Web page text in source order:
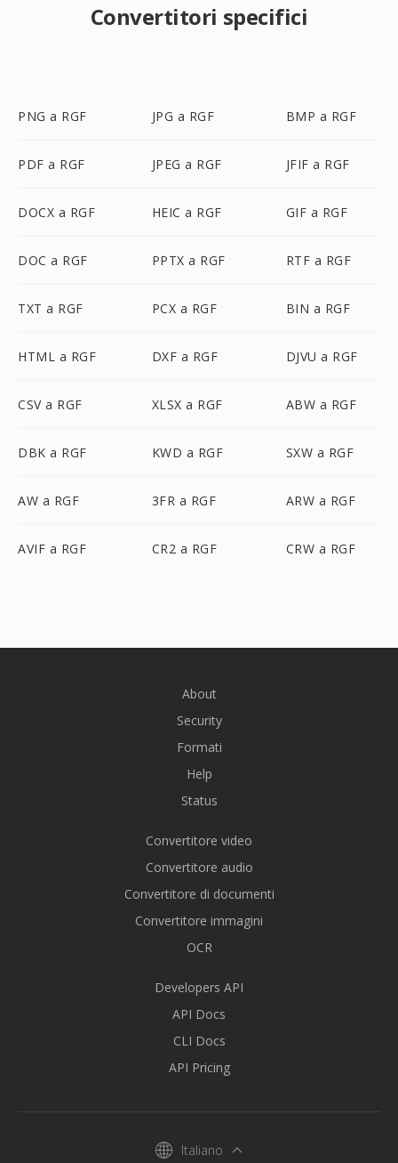
Convertitori specifici
PNG a RGF JPG a RGF BMP a RGF
PDF a RGF JPEG a RGF JFIF a RGF
DOCX a RGF HEIC a RGF GIF a RGF
DOC a RGF PPTX a RGF RTF a RGF
TXT a RGF PCX a RGF BIN a RGF
HTML a RGF DXF a RGF DJVU a RGF
CSV a RGF XLSX a RGF ABW a RGF
DBK a RGF KWD a RGF SXW a RGF
AW a RGF 3FR a RGF ARW a RGF
AVIF a RGF CR2 a RGF CRW a RGF
About
Security
Formati
Help
Status
Convertitore video
Convertitore audio
Convertitore di documenti
Convertitore immagini
OCR
Developers API
API Docs
CLI Docs
API Pricing
Italiano